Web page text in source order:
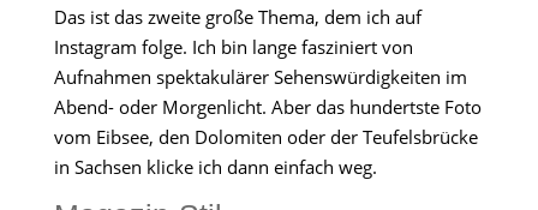
Das ist das zweite große Thema, dem ich auf
Instagram folge. Ich bin lange fasziniert von
Aufnahmen spektakulärer Sehenswürdigkeiten im
Abend- oder Morgenlicht. Aber das hundertste Foto
vom Eibsee, den Dolomiten oder der Teufelsbrücke
in Sachsen klicke ich dann einfach weg.